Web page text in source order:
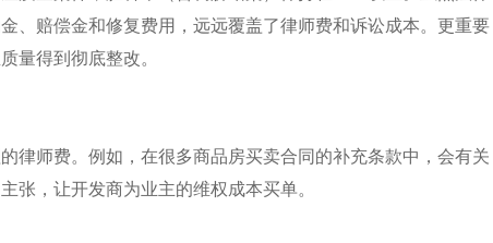
、赔偿金和修复费用，远远覆盖了律师费和诉讼成本。更重要
量得到彻底整改。
律师费。例如，在很多商品房买卖合同的补充条款中，会有关
张，让开发商为业主的维权成本买单。